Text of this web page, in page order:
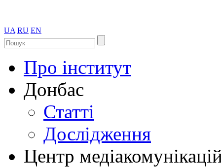
UA RU EN
Про інститут
Донбас
Статті
Дослідження
Центр